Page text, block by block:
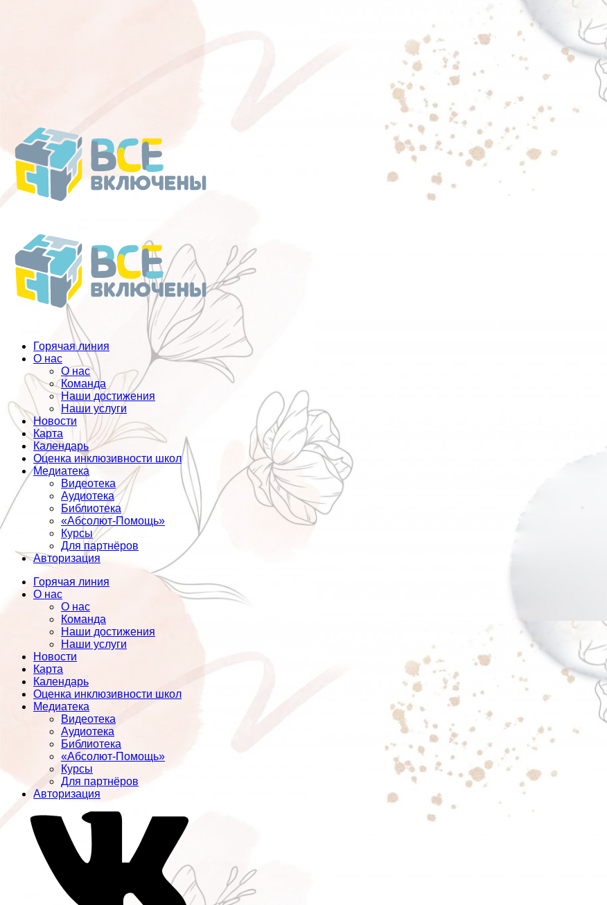
Горячая линия
О нас
О нас
Команда
Наши достижения
Наши услуги
Новости
Карта
Календарь
Оценка инклюзивности школ
Медиатека
Видеотека
Аудиотека
Библиотека
«Абсолют-Помощь»
Курсы
Для партнёров
Авторизация
Горячая линия
О нас
О нас
Команда
Наши достижения
Наши услуги
Новости
Карта
Календарь
Оценка инклюзивности школ
Медиатека
Видеотека
Аудиотека
Библиотека
«Абсолют-Помощь»
Курсы
Для партнёров
Авторизация